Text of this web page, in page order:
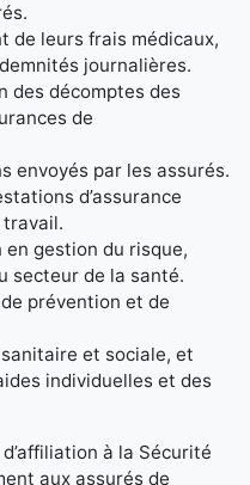
de leurs frais médicaux,
journalières.
des décomptes des
de
envoyés par les assurés.
d’assurance
travail.
en gestion du risque,
secteur de la santé.
prévention et de
et sociale, et
individuelles et des
à la Sécurité
aux assurés de